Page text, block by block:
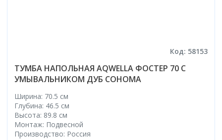
Код: 58153
ТУМБА НАПОЛЬНАЯ AQWELLA ФОСТЕР 70 С
УМЫВАЛЬНИКОМ ДУБ СОНОМА
Ширина: 70.5 см
Глубина: 46.5 см
Высота: 89.8 см
Монтаж: Подвесной
Производство: Россия